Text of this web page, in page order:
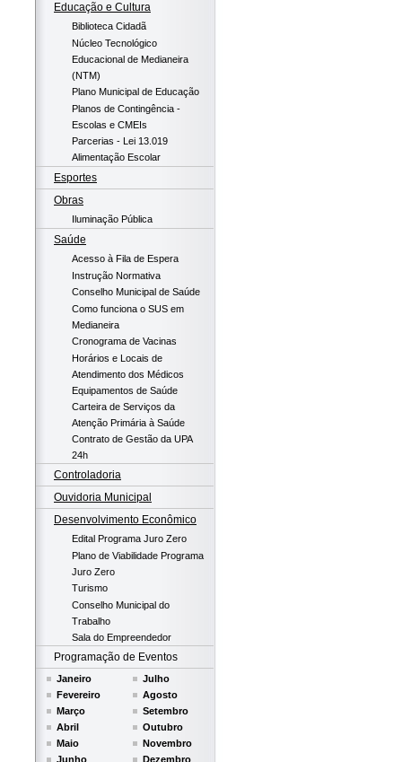
Educação e Cultura
Biblioteca Cidadã
Núcleo Tecnológico
Educacional de Medianeira
(NTM)
Plano Municipal de Educação
Planos de Contingência -
Escolas e CMEIs
Parcerias - Lei 13.019
Alimentação Escolar
Esportes
Obras
Iluminação Pública
Saúde
Acesso à Fila de Espera
Instrução Normativa
Conselho Municipal de Saúde
Como funciona o SUS em
Medianeira
Cronograma de Vacinas
Horários e Locais de
Atendimento dos Médicos
Equipamentos de Saúde
Carteira de Serviços da
Atenção Primária à Saúde
Contrato de Gestão da UPA
24h
Controladoria
Ouvidoria Municipal
Desenvolvimento Econômico
Edital Programa Juro Zero
Plano de Viabilidade Programa
Juro Zero
Turismo
Conselho Municipal do
Trabalho
Sala do Empreendedor
Programação de Eventos
Janeiro
Fevereiro
Março
Abril
Maio
Junho
Julho
Agosto
Setembro
Outubro
Novembro
Dezembro